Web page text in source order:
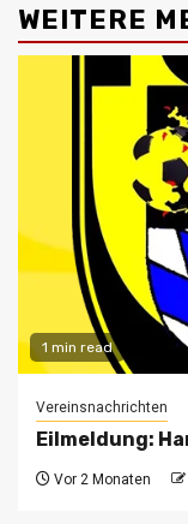
WEITERE
1 min read
Vereinsnachrichten
Eilmeldung:
Vor 2 Monaten